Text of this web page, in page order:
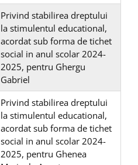
Privind stabilirea dreptului
la stimulentul educational,
acordat sub forma de tichet
social in anul scolar 2024-
2025, pentru Ghergu
Gabriel
Privind stabilirea dreptului
la stimulentul educational,
acordat sub forma de tichet
social in anul scolar 2024-
2025, pentru Ghenea